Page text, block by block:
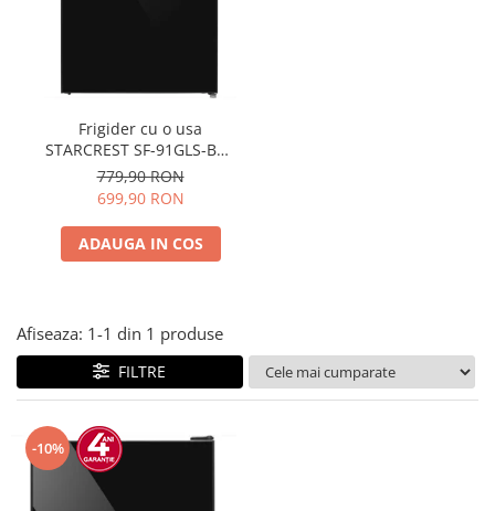
Fier de călcat
Dispozitive smart home
Frigider cu o usa
STARCREST SF-91GLS-BKE
Clasa E, Capacitate 91L,
Iluminare interioara, H 83
cm, Sticla Neagra
779,90 RON
699,90 RON
ADAUGA IN COS
Afiseaza: 1-1 din 1 produse
FILTRE
-10%